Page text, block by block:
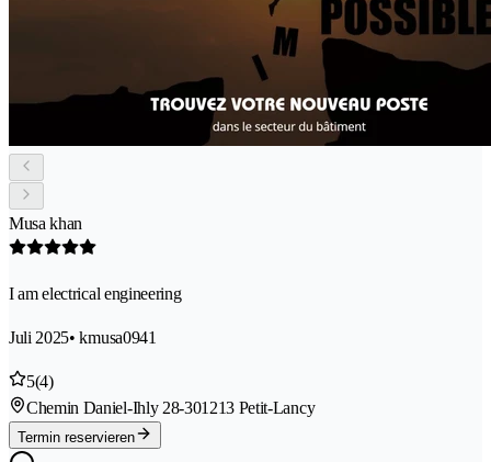
Musa khan
I am electrical engineering
Juli 2025• kmusa0941
5(4)
Chemin Daniel-Ihly 28-301213 Petit-Lancy
Termin reservieren